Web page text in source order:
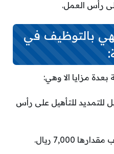
رأس العمل.
بالتوظيف في
بعدة مزايا الا وهي:
للتمديد للتأهيل على رأس
7,000 ريال.